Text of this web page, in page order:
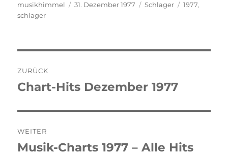
Autor
musikhimmel
Veröffentlicht
31. Dezember 1977 Kategorien
Schlager Schlagwörter
1977,
schlager
ZURÜCK
Vorheriger
Chart-Hits Dezember 1977
WEITER
Nächster
Musik-Charts 1977 – Alle Hits